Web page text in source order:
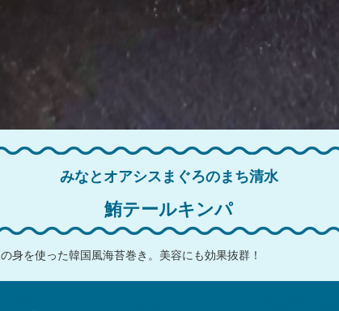
みなとオアシスまぐろのまち清水
鮪テールキンパ
身を使った韓国風海苔巻き。美容にも効果抜群！